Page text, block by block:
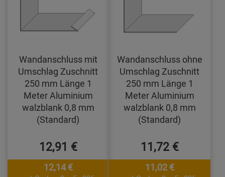
Wandanschluss mit
Umschlag Zuschnitt
250 mm Länge 1
Meter Aluminium
walzblank 0,8 mm
(Standard)
12,91 €
12,14 €
Wandanschluss ohne
Umschlag Zuschnitt
250 mm Länge 1
Meter Aluminium
walzblank 0,8 mm
(Standard)
11,72 €
11,02 €